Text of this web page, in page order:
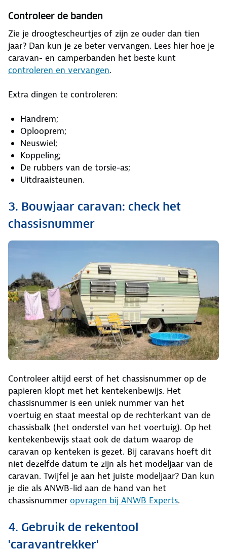
Controleer de banden
Zie je droogtescheurtjes of zijn ze ouder dan tien
jaar? Dan kun je ze beter vervangen. Lees hier hoe je
caravan- en camperbanden het beste kunt
controleren en vervangen.
Extra dingen te controleren:
Handrem;
Oplooprem;
Neuswiel;
Koppeling;
De rubbers van de torsie-as;
Uitdraaisteunen.
3. Bouwjaar caravan: check het
chassisnummer
Controleer altijd eerst of het chassisnummer op de
papieren klopt met het kentekenbewijs. Het
chassisnummer is een uniek nummer van het
voertuig en staat meestal op de rechterkant van de
chassisbalk (het onderstel van het voertuig). Op het
kentekenbewijs staat ook de datum waarop de
caravan op kenteken is gezet. Bij caravans hoeft dit
niet dezelfde datum te zijn als het modeljaar van de
caravan. Twijfel je aan het juiste modeljaar? Dan kun
je die als ANWB-lid aan de hand van het
chassisnummer opvragen bij ANWB Experts.
4. Gebruik de rekentool
'caravantrekker'